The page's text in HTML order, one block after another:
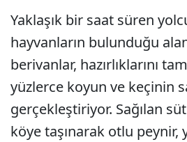
Yaklaşık bir saat süren
hayvanların bulunduğu
berivanlar, hazırlıklarını
yüzlerce koyun ve keçinin
gerçekleştiriyor. Sağılan
köye taşınarak otlu peynir,